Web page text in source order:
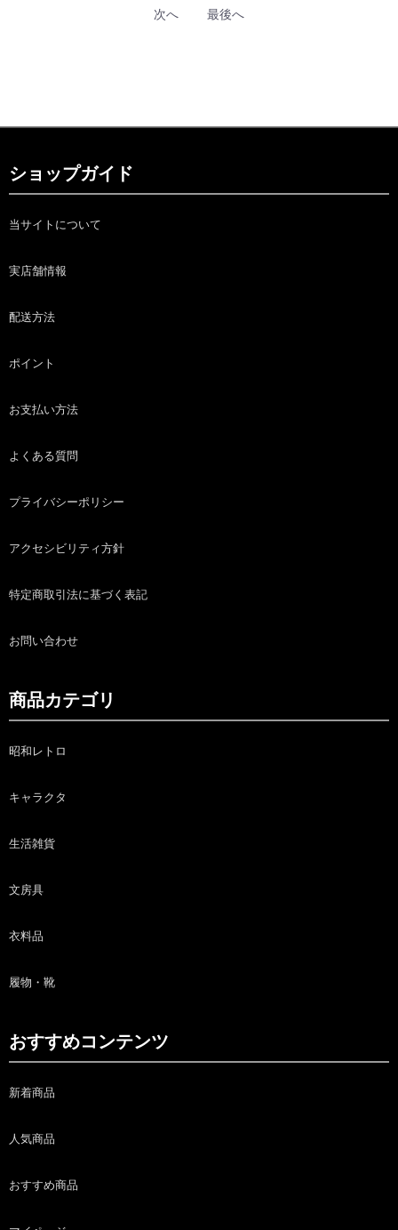
次へ 最後へ
ショップガイド
当サイトについて
実店舗情報
配送方法
ポイント
お支払い方法
よくある質問
プライバシーポリシー
アクセシビリティ方針
特定商取引法に基づく表記
お問い合わせ
商品カテゴリ
昭和レトロ
キャラクタ
生活雑貨
文房具
衣料品
履物・靴
おすすめコンテンツ
新着商品
人気商品
おすすめ商品